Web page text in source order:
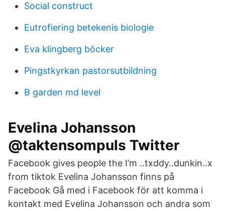
Social construct
Eutrofiering betekenis biologie
Eva klingberg böcker
Pingstkyrkan pastorsutbildning
B garden md level
Evelina Johansson
@taktensompuls Twitter
Facebook gives people the I’m ..txddy..dunkin..x
from tiktok Evelina Johansson finns på
Facebook Gå med i Facebook för att komma i
kontakt med Evelina Johansson och andra som